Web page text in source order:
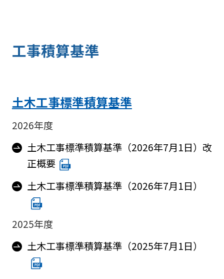
工事積算基準
土木工事標準積算基準
2026年度
土木工事標準積算基準（2026年7月1日）改
正概要
土木工事標準積算基準（2026年7月1日）
2025年度
土木工事標準積算基準（2025年7月1日）